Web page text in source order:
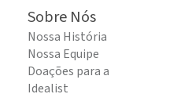
Sobre Nós
Nossa História
Nossa Equipe
Doações para a
Idealist